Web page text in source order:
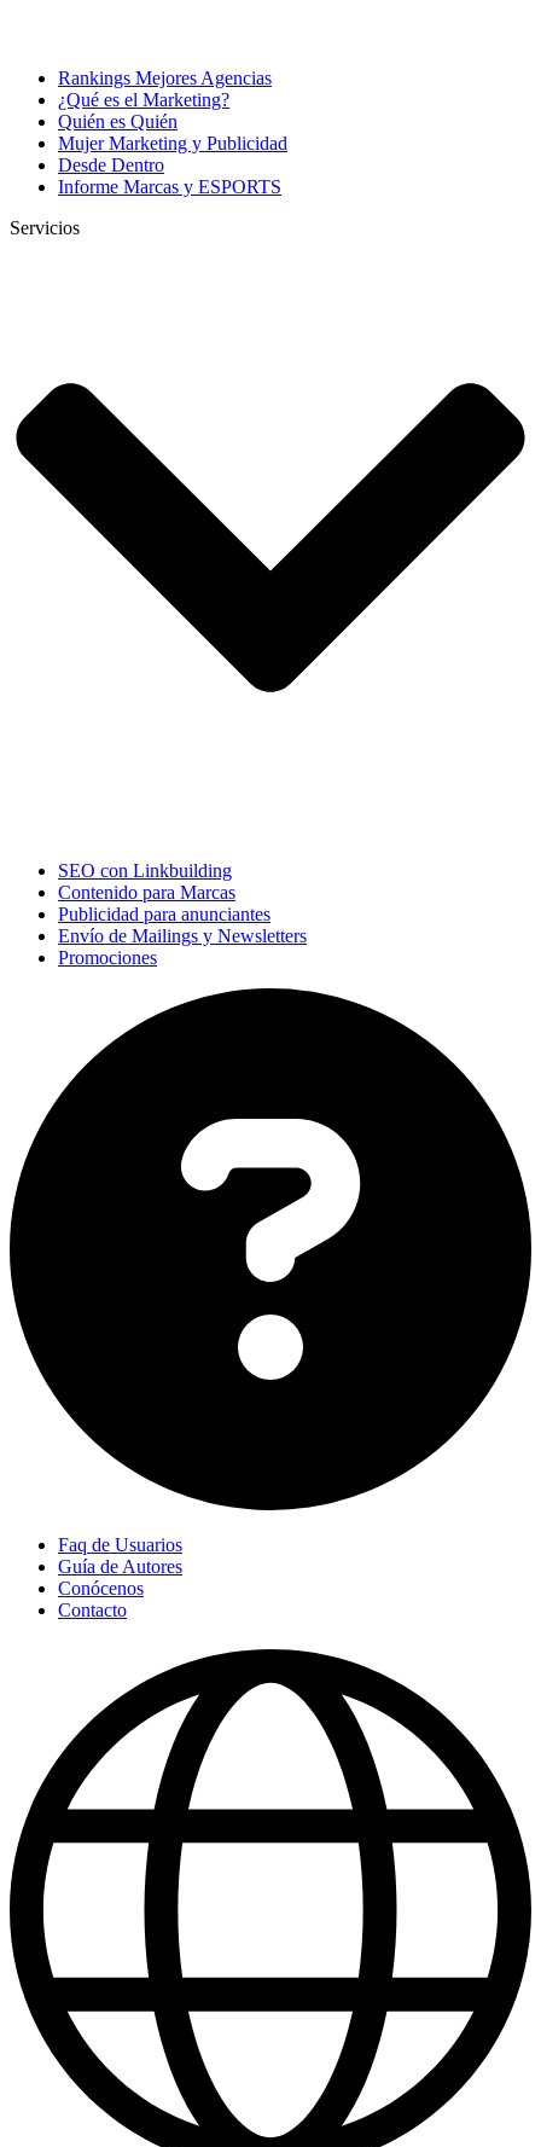
Rankings Mejores Agencias
¿Qué es el Marketing?
Quién es Quién
Mujer Marketing y Publicidad
Desde Dentro
Informe Marcas y ESPORTS
Servicios
SEO con Linkbuilding
Contenido para Marcas
Publicidad para anunciantes
Envío de Mailings y Newsletters
Promociones
Faq de Usuarios
Guía de Autores
Conócenos
Contacto